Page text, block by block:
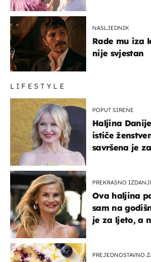
NASLJEDNIK
Rade mu iza
nije svjestan
LIFESTYLE
POPUT SIRENE
Haljina
ističe
savršena je
PREKRASNO
Ova haljina
sam na
je za ljeto, a
PREJEDNOSTAVNO